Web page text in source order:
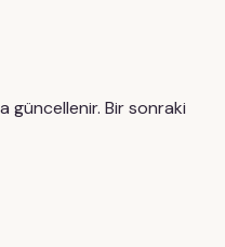
güncellenir. Bir sonraki